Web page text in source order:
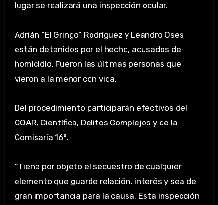
lugar se realizará una inspección ocular.
Adrián “El Gringo” Rodríguez y Leandro Oses
están detenidos por el hecho, acusados de
homicidio. Fueron las últimas personas que
vieron a la menor con vida.
Del procedimiento participarán efectivos del
COAR, Científica, Delitos Complejos y de la
Comisaría 16°.
“Tiene por objeto el secuestro de cualquier
elemento que guarde relación, interés y sea de
gran importancia para la causa. Esta inspección